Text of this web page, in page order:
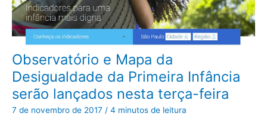
Observatório e Mapa da
Desigualdade da Primeira Infância
serão lançados nesta terça-feira
7 de novembro de 2017 / 4 minutos de leitura
Observatório
e
Mapa
da
Desigualdade
da
Primeira
Infância
serão